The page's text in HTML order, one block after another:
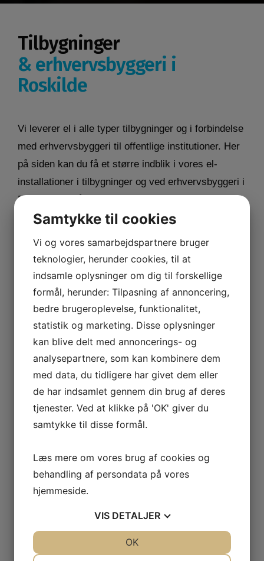
Tilbygninger
& erhvervsbyggeri i
Roskilde
Vi leverer el i alle typer tilbygninger og i forbindelse
med erhvervsbyggeri til offentlige institutioner. Her
på siden kan du få et større indblik i vores el-
installationer i tilbygninger og ved erhvervsbyggeri i
Roskilde og på resten af Sjælland.
Elvarme
Intelligent styringer
Både virksomheder og private boliger
Dokumentation og kvalitetssikring
Heimdal El-Teknik er dine kompetente el-installatører og
avancerede el-installationer. Vi hjælper dig i mål med dit
projekt med udgangspunkt i dine ønsker og behov!
Har du spørgsmål til vores ydelser herfor, er du velkommen
til at henvende dig. Vi tilbyder faglig rådgivning helt
uforpligtende naturligvis. Henvend dig allerede i dag og få et
godt tilbud med på vejen. Vi ser frem til at høre fra dig!
Samtykke til cookies
Vi og vores samarbejdspartnere bruger
teknologier, herunder cookies, til at
indsamle oplysninger om dig til forskellige
formål, herunder: Tilpasning af annoncering,
bedre brugeroplevelse, funktionalitet,
statistik og marketing. Disse oplysninger
kan blive delt med annoncerings- og
analysepartnere, som kan kombinere dem
med data, du tidligere har givet dem eller
de har indsamlet gennem din brug af deres
tjenester. Ved at klikke på 'OK' giver du
samtykke til disse formål.
Læs mere om vores brug af cookies og
behandling af persondata på vores
hjemmeside.
VIS DETALJER
OK